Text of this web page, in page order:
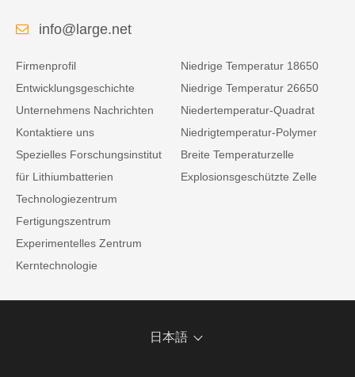
info@large.net
Firmenprofil
Entwicklungsgeschichte
Unternehmens Nachrichten
Kontaktiere uns
Spezielles Forschungsinstitut
für Lithiumbatterien
Technologiezentrum
Fertigungszentrum
Experimentelles Zentrum
Kerntechnologie
Niedrige Temperatur 18650
Niedrige Temperatur 26650
Niedertemperatur-Quadrat
Niedrigtemperatur-Polymer
Breite Temperaturzelle
Explosionsgeschützte Zelle
日本語